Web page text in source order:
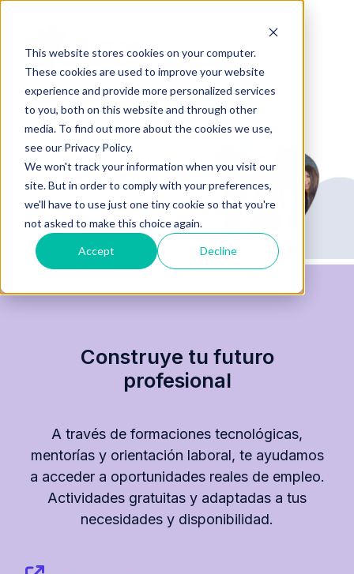
This website stores cookies on your computer.
These cookies are used to improve your website
experience and provide more personalized services
to you, both on this website and through other
media. To find out more about the cookies we use,
see our Privacy Policy.
We won't track your information when you visit our
site. But in order to comply with your preferences,
we'll have to use just one tiny cookie so that you're
not asked to make this choice again.
Accept Decline
Construye tu futuro
profesional
A través de formaciones tecnológicas,
mentorías y orientación laboral, te ayudamos
a acceder a oportunidades reales de empleo.
Actividades gratuitas y adaptadas a tus
necesidades y disponibilidad.